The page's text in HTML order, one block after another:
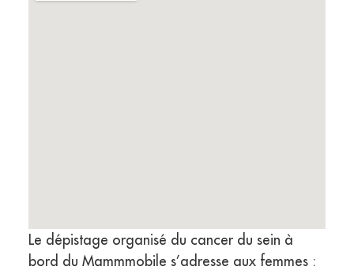
Le dépistage organisé du cancer du sein à
bord du Mammmobile s’adresse aux femmes :